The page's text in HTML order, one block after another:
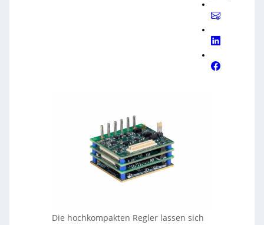
Die hochkompakten Regler lassen sich